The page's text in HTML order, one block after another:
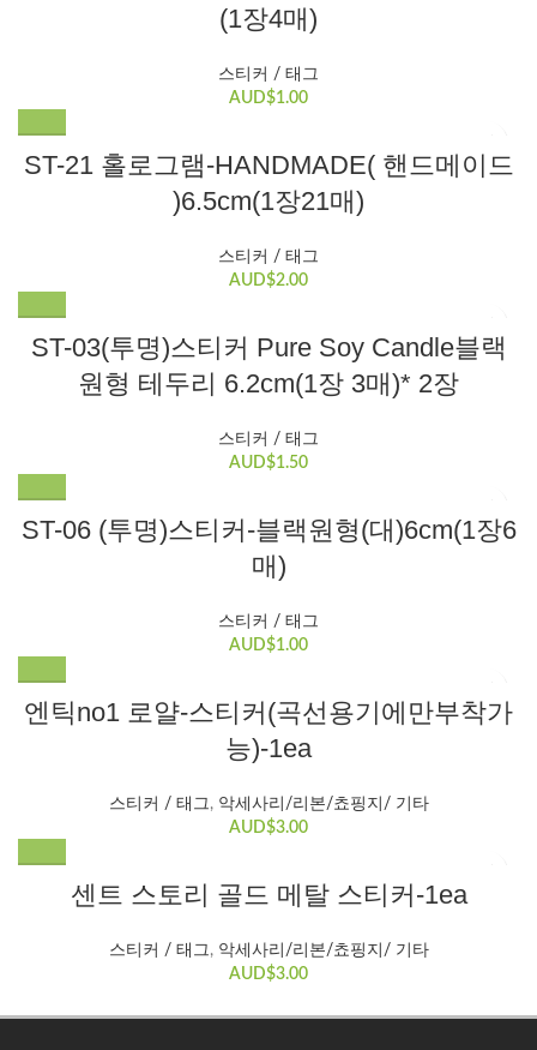
(1장4매)
스티커 / 태그
AUD$1.00
ST-21 홀로그램-HANDMADE( 핸드메이드
)6.5cm(1장21매)
스티커 / 태그
AUD$2.00
ST-03(투명)스티커 Pure Soy Candle블랙
원형 테두리 6.2cm(1장 3매)* 2장
스티커 / 태그
AUD$1.50
ST-06 (투명)스티커-블랙원형(대)6cm(1장6
매)
스티커 / 태그
AUD$1.00
엔틱no1 로얄-스티커(곡선용기에만부착가
능)-1ea
스티커 / 태그, 악세사리/리본/쵸핑지/ 기타
AUD$3.00
센트 스토리 골드 메탈 스티커-1ea
스티커 / 태그, 악세사리/리본/쵸핑지/ 기타
AUD$3.00